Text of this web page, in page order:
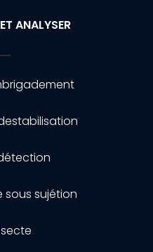
ANALYSER
sous sujétion
secte